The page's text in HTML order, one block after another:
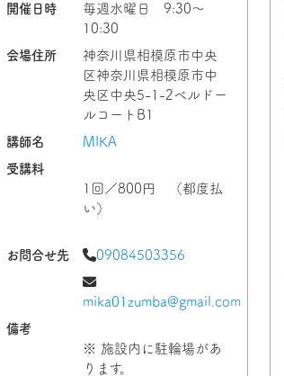
開催日時
毎週水曜日 9:30〜
10:30
会場住所
神奈川県相模原市中央
区神奈川県相模原市中
央区中央5-1-2ベルドー
ルコートB1
講師名
MIKA
受講料
1回／800円 （都度払
い）
お問合せ先 09084503356
mika01zumba@gmail.com
備考
※ 施設内に駐輪場があ
ります。